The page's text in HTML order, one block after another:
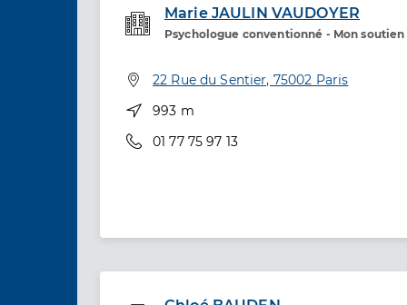
Marie JAULIN VAUDOYER
Psychologue conventionné - Mon soutien
Etablissement de soins
Adresse
22 Rue du Sentier, 75002 Paris
Distance
993 m
Téléphone
01 77 75 97 13